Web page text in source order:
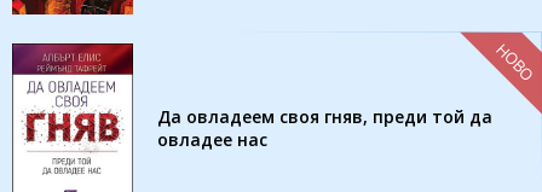
Да овладеем своя гняв, преди той да
овладее нас
НОВО